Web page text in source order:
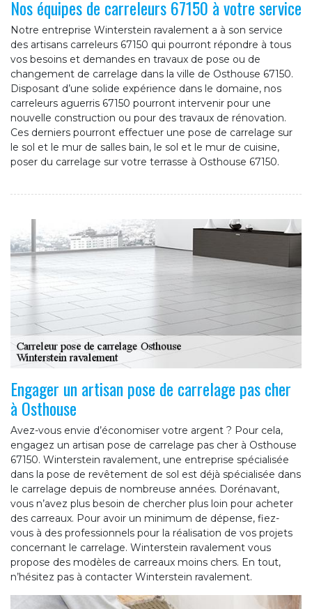
Nos équipes de carreleurs 67150 à votre service
Notre entreprise Winterstein ravalement a à son service
des artisans carreleurs 67150 qui pourront répondre à tous
vos besoins et demandes en travaux de pose ou de
changement de carrelage dans la ville de Osthouse 67150.
Disposant d’une solide expérience dans le domaine, nos
carreleurs aguerris 67150 pourront intervenir pour une
nouvelle construction ou pour des travaux de rénovation.
Ces derniers pourront effectuer une pose de carrelage sur
le sol et le mur de salles bain, le sol et le mur de cuisine,
poser du carrelage sur votre terrasse à Osthouse 67150.
Engager un artisan pose de carrelage pas cher
à Osthouse
Avez-vous envie d’économiser votre argent ? Pour cela,
engagez un artisan pose de carrelage pas cher à Osthouse
67150. Winterstein ravalement, une entreprise spécialisée
dans la pose de revêtement de sol est déjà spécialisée dans
le carrelage depuis de nombreuse années. Dorénavant,
vous n’avez plus besoin de chercher plus loin pour acheter
des carreaux. Pour avoir un minimum de dépense, fiez-
vous à des professionnels pour la réalisation de vos projets
concernant le carrelage. Winterstein ravalement vous
propose des modèles de carreaux moins chers. En tout,
n’hésitez pas à contacter Winterstein ravalement.